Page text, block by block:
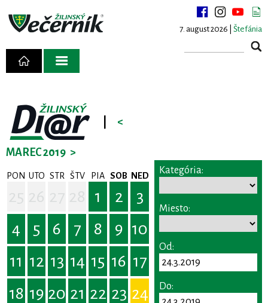
7. august 2026 | Štefánia
<
MAREC 2019 >
PON UTO STR ŠTV PIA SOB NED
1 2
3
4
5 6 7 8 9 10
11 12 13 14 15 16 17
18 19 20 21 22 23 24
Kategória:
Miesto:
Od:
Do: